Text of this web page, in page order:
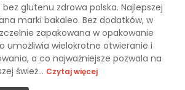
bez glutenu zdrowa polska. Najlepszej
marki bakaleo. Bez dodatków, w
zapakowana w opakowanie
umożliwia wielokrotne otwieranie i
a co najważniejsze pozwala na
śwież... Czytaj więcej